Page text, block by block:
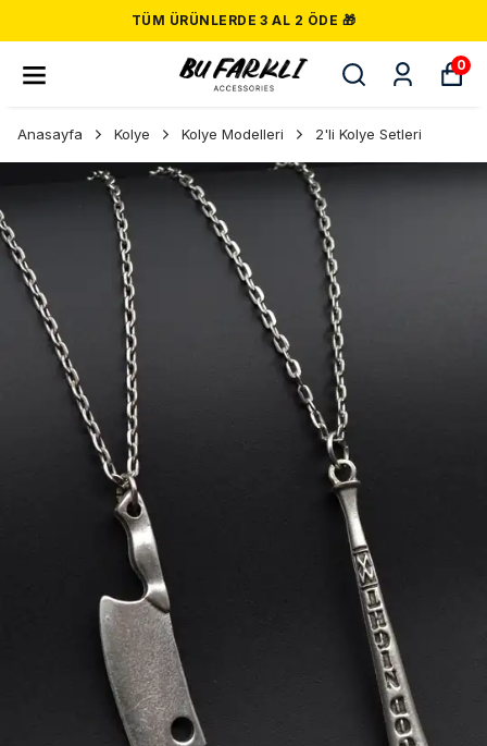
TÜM ÜRÜNLERDE 3 AL 2 ÖDE 🎁
0
Anasayfa Kolye Kolye Modelleri 2'li Kolye Setleri